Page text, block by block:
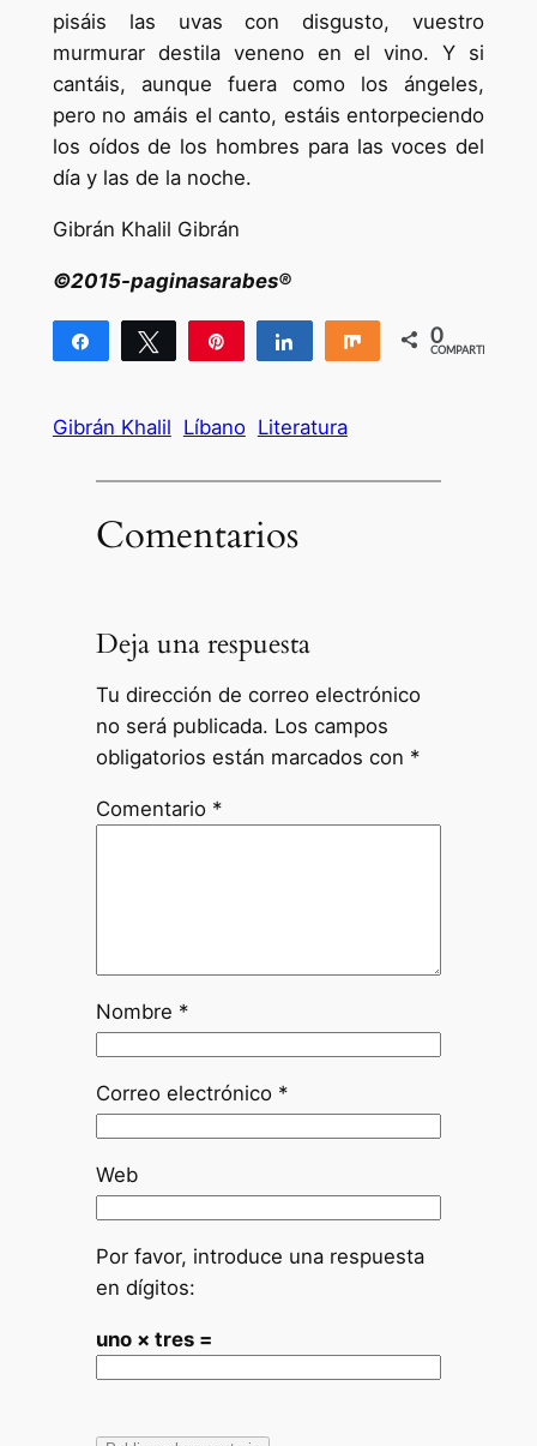
pisáis las uvas con disgusto, vuestro
murmurar destila veneno en el vino. Y si
cantáis, aunque fuera como los ángeles,
pero no amáis el canto, estáis entorpeciendo
los oídos de los hombres para las voces del
día y las de la noche.
Gibrán Khalil Gibrán
©2015-paginasarabes®
Compartir Twittear Compartir Compartir
0
COMPARTIR
Gibrán Khalil Líbano Literatura
Comentarios
Deja una respuesta
Tu dirección de correo electrónico
no será publicada. Los campos
obligatorios están marcados con *
Comentario *
Nombre *
Correo electrónico *
Web
Por favor, introduce una respuesta
en dígitos:
uno × tres =